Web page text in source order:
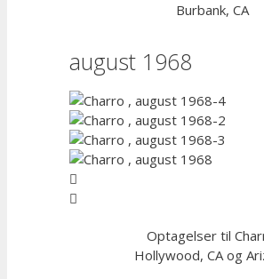
Burbank, CA
august 1968
Optagelser til
Hollywood, CA og